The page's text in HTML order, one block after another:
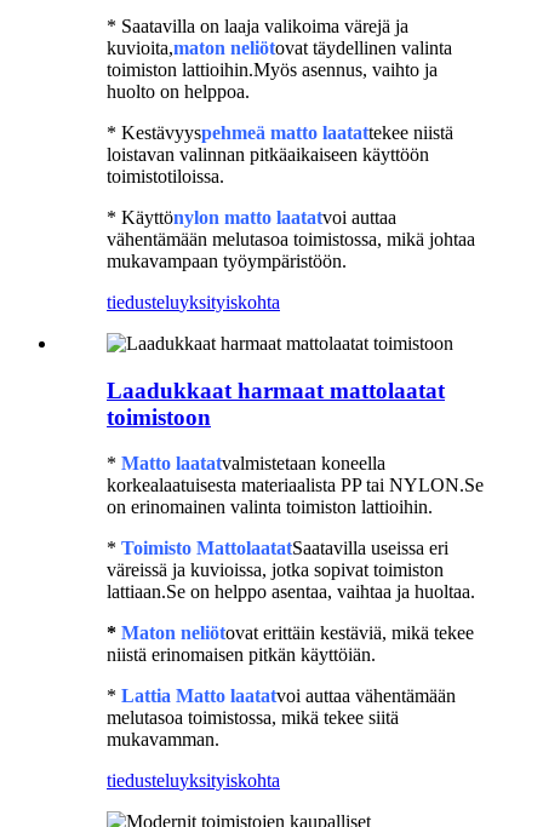
* Saatavilla on laaja valikoima värejä ja
kuvioita,maton neliötovat täydellinen valinta
toimiston lattioihin.Myös asennus, vaihto ja
huolto on helppoa.
* Kestävyyspehmeä matto laatattekee niistä
loistavan valinnan pitkäaikaiseen käyttöön
toimistotiloissa.
* Käyttönylon matto laatatvoi auttaa
vähentämään melutasoa toimistossa, mikä johtaa
mukavampaan työympäristöön.
tiedusteluyksityiskohta
Laadukkaat harmaat mattolaatat
toimistoon
* Matto laatatvalmistetaan koneella
korkealaatuisesta materiaalista PP tai NYLON.Se
on erinomainen valinta toimiston lattioihin.
* Toimisto MattolaatatSaatavilla useissa eri
väreissä ja kuvioissa, jotka sopivat toimiston
lattiaan.Se on helppo asentaa, vaihtaa ja huoltaa.
* Maton neliötovat erittäin kestäviä, mikä tekee
niistä erinomaisen pitkän käyttöiän.
* Lattia Matto laatatvoi auttaa vähentämään
melutasoa toimistossa, mikä tekee siitä
mukavamman.
tiedusteluyksityiskohta